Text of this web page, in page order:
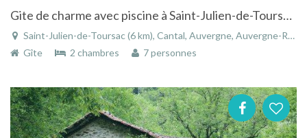
Gite de charme avec piscine à Saint-Julien-de-Toursac - Cantal - Auvergne
Saint-Julien-de-Toursac (6 km), Cantal, Auvergne, Auvergne-Rhône-Alpes, France
Gîte
2 chambres 7 personnes